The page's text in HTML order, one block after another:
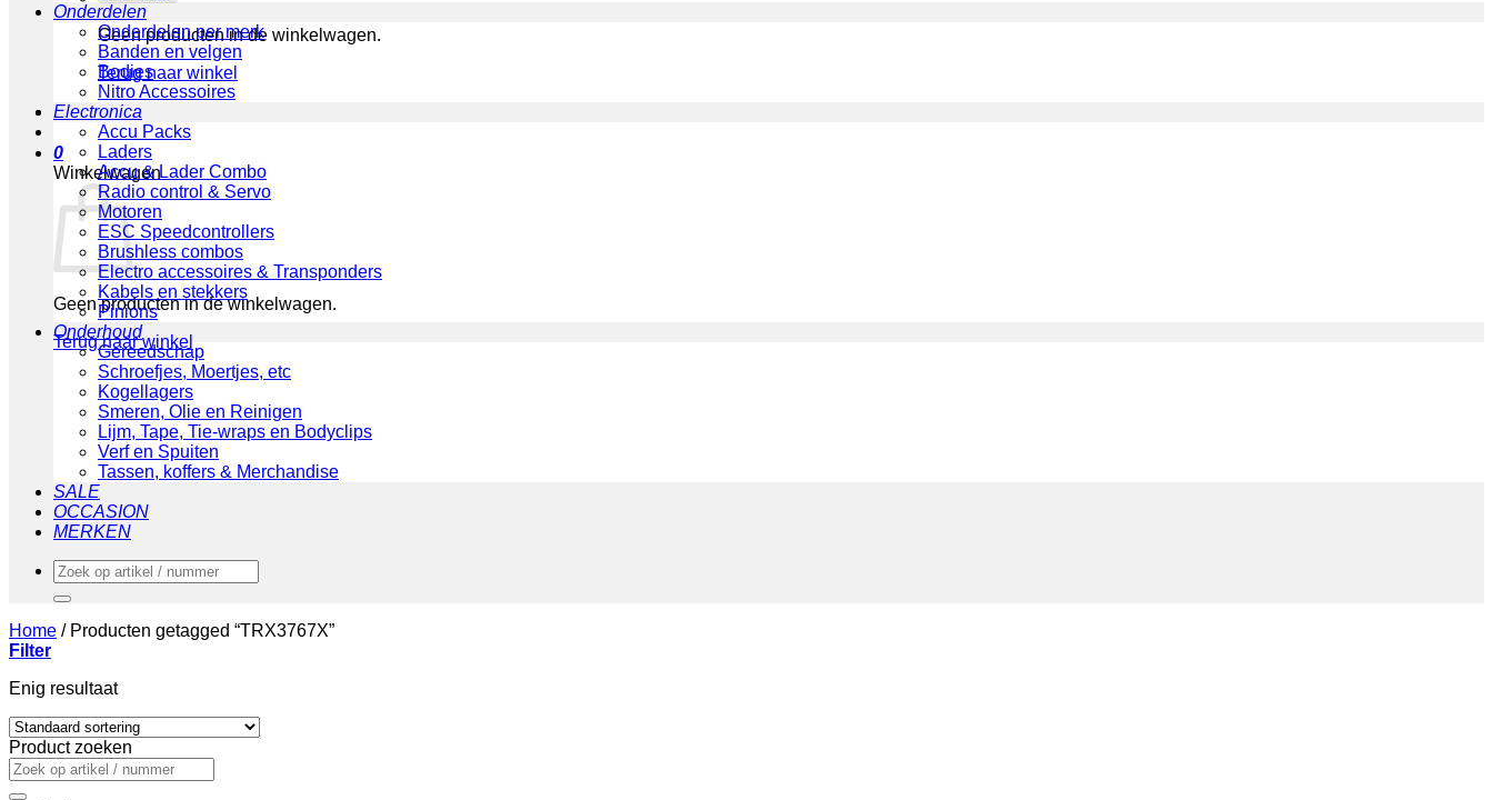
Geen producten in de winkelwagen.
Terug naar winkel
0
Winkelwagen
Geen producten in de winkelwagen.
Terug naar winkel
Onderdelen
Onderdelen per merk
Banden en velgen
Bodies
Nitro Accessoires
Electronica
Accu Packs
Laders
Accu & Lader Combo
Radio control & Servo
Motoren
ESC Speedcontrollers
Brushless combos
Electro accessoires & Transponders
Kabels en stekkers
Pinions
Onderhoud
Gereedschap
Schroefjes, Moertjes, etc
Kogellagers
Smeren, Olie en Reinigen
Lijm, Tape, Tie-wraps en Bodyclips
Verf en Spuiten
Tassen, koffers & Merchandise
SALE
OCCASION
MERKEN
Zoeken
naar:
Home /Producten getagged “TRX3767X”
Filter
Enig resultaat
Product zoeken
Zoeken
naar: